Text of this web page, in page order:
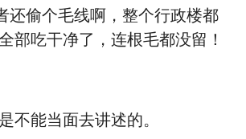
还偷个毛线啊，整个行政楼都
部吃干净了，连根毛都没留！
不能当面去讲述的。